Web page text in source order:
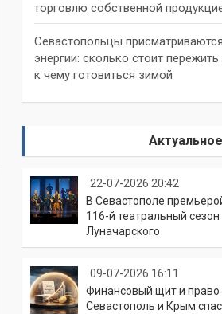
торговлю собственной
Севастопольцы
энергии: сколько стоит
к чему готовиться зимой
Актуальное
22-07-2026 20:42
В Севастополе
116-й театральный
Луначарского
09-07-2026 16:11
Финансовый щит и
Севастополь и Крым